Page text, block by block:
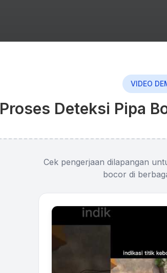
VIDEO
Proses Deteksi Pipa
Cek pengerjaan dilapangan
bocor di